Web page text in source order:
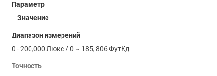
Параметр
Значение
Диапазон измерений
0 - 200,000 Люкс / 0 ~ 185, 806 ФутКд
Точность